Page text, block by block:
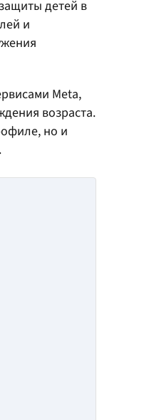
детей в
и
Meta,
возраста.
но и